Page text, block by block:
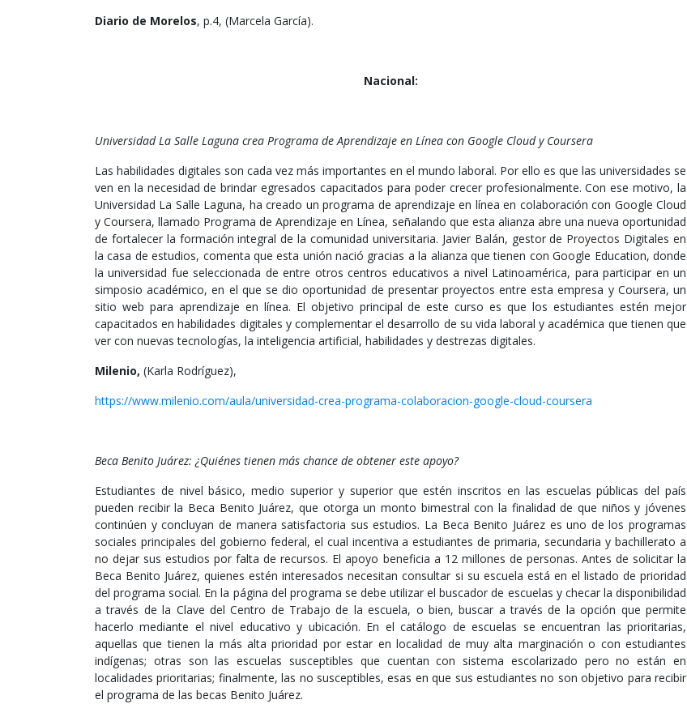
Diario de Morelos, p.4, (Marcela García).
Nacional:
Universidad La Salle Laguna crea Programa de Aprendizaje en Línea con Google Cloud y Coursera
Las habilidades digitales son cada vez más importantes en el mundo laboral. Por ello es que las universidades se
ven en la necesidad de brindar egresados capacitados para poder crecer profesionalmente. Con ese motivo, la
Universidad La Salle Laguna, ha creado un programa de aprendizaje en línea en colaboración con Google Cloud
y Coursera, llamado Programa de Aprendizaje en Línea, señalando que esta alianza abre una nueva oportunidad
de fortalecer la formación integral de la comunidad universitaria. Javier Balán, gestor de Proyectos Digitales en
la casa de estudios, comenta que esta unión nació gracias a la alianza que tienen con Google Education, donde
la universidad fue seleccionada de entre otros centros educativos a nivel Latinoamérica, para participar en un
simposio académico, en el que se dio oportunidad de presentar proyectos entre esta empresa y Coursera, un
sitio web para aprendizaje en línea. El objetivo principal de este curso es que los estudiantes estén mejor
capacitados en habilidades digitales y complementar el desarrollo de su vida laboral y académica que tienen que
ver con nuevas tecnologías, la inteligencia artificial, habilidades y destrezas digitales.
Milenio, (Karla Rodríguez),
https://www.milenio.com/aula/universidad-crea-programa-colaboracion-google-cloud-coursera
Beca Benito Juárez: ¿Quiénes tienen más chance de obtener este apoyo?
Estudiantes de nivel básico, medio superior y superior que estén inscritos en las escuelas públicas del país
pueden recibir la Beca Benito Juárez, que otorga un monto bimestral con la finalidad de que niños y jóvenes
continúen y concluyan de manera satisfactoria sus estudios. La Beca Benito Juárez es uno de los programas
sociales principales del gobierno federal, el cual incentiva a estudiantes de primaria, secundaria y bachillerato a
no dejar sus estudios por falta de recursos. El apoyo beneficia a 12 millones de personas. Antes de solicitar la
Beca Benito Juárez, quienes estén interesados necesitan consultar si su escuela está en el listado de prioridad
del programa social. En la página del programa se debe utilizar el buscador de escuelas y checar la disponibilidad
a través de la Clave del Centro de Trabajo de la escuela, o bien, buscar a través de la opción que permite
hacerlo mediante el nivel educativo y ubicación. En el catálogo de escuelas se encuentran las prioritarias,
aquellas que tienen la más alta prioridad por estar en localidad de muy alta marginación o con estudiantes
indígenas; otras son las escuelas susceptibles que cuentan con sistema escolarizado pero no están en
localidades prioritarias; finalmente, las no susceptibles, esas en que sus estudiantes no son objetivo para recibir
el programa de las becas Benito Juárez.